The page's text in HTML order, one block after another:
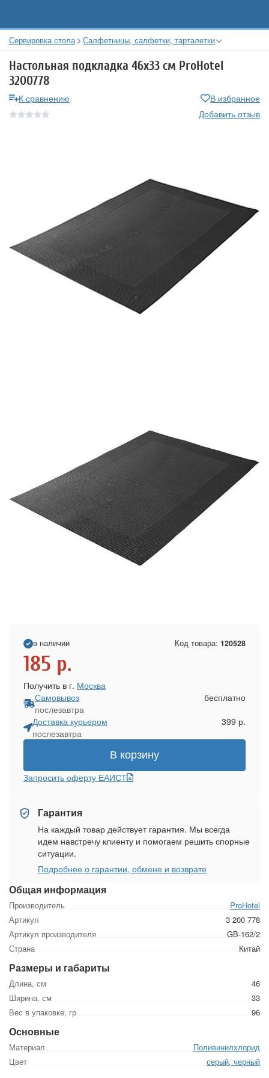
Сервировка стола Салфетницы, салфетки, тарталетки
Настольная подкладка 46х33 см ProHotel
3200778
К сравнению
В избранное
Добавить отзыв
Общая информация
Производитель
ProHotel
Артикул
3 200 778
Артикул производителя
GB-162/2
Страна
Китай
Размеры и габариты
Длина, см
46
Ширина, см
33
Вес в упаковке, гр
96
Основные
Материал
Поливинилхлорид
Цвет
серый, черный
в наличии Код товара: 120528
185 р.
Получить в г. Москва
Самовывоз
послезавтра
бесплатно
Доставка курьером
послезавтра
399 р.
В корзину
Запросить оферту ЕАИСТ
Гарантия
На каждый товар действует гарантия. Мы всегда
идем навстречу клиенту и помогаем решить спорные
ситуации.
Подробнее о гарантии, обмене и возврате